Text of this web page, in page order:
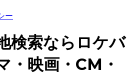
ー
検索ならロケバ
・映画・CM・